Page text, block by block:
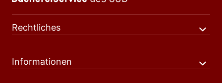
Rechtliches
Informationen